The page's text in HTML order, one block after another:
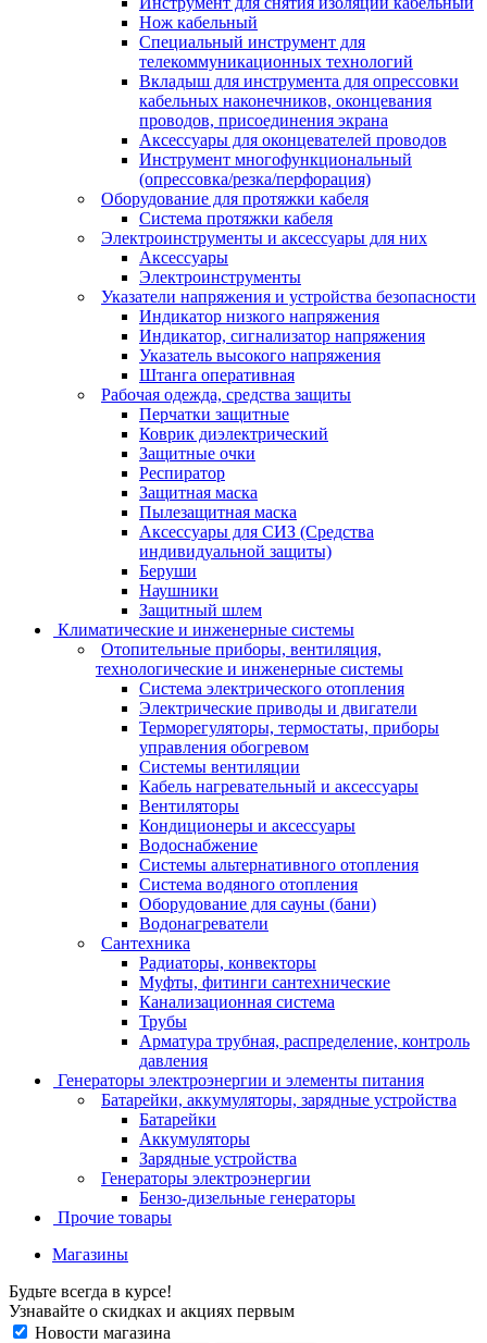
Нож кабельный
Специальный инструмент для
телекоммуникационных технологий
Вкладыш для инструмента для опрессовки
кабельных наконечников, оконцевания
проводов, присоединения экрана
Аксессуары для оконцевателей проводов
Инструмент многофункциональный
(опрессовка/резка/перфорация)
Оборудование для протяжки кабеля
Система протяжки кабеля
Электроинструменты и аксессуары для них
Аксессуары
Электроинструменты
Указатели напряжения и устройства безопасности
Индикатор низкого напряжения
Индикатор, сигнализатор напряжения
Указатель высокого напряжения
Штанга оперативная
Рабочая одежда, средства защиты
Перчатки защитные
Коврик диэлектрический
Защитные очки
Респиратор
Защитная маска
Пылезащитная маска
Аксессуары для СИЗ (Средства
индивидуальной защиты)
Беруши
Наушники
Защитный шлем
Климатические и инженерные системы
Отопительные приборы, вентиляция,
технологические и инженерные системы
Система электрического отопления
Электрические приводы и двигатели
Терморегуляторы, термостаты, приборы
управления обогревом
Системы вентиляции
Кабель нагревательный и аксессуары
Вентиляторы
Кондиционеры и аксессуары
Водоснабжение
Системы альтернативного отопления
Система водяного отопления
Оборудование для сауны (бани)
Водонагреватели
Сантехника
Радиаторы, конвекторы
Муфты, фитинги сантехнические
Канализационная система
Трубы
Арматура трубная, распределение, контроль
давления
Генераторы электроэнергии и элементы питания
Батарейки, аккумуляторы, зарядные устройства
Батарейки
Аккумуляторы
Зарядные устройства
Генераторы электроэнергии
Бензо-дизельные генераторы
Прочие товары
Магазины
Будьте всегда в курсе!
Узнавайте о скидках и акциях первым
Новости магазина